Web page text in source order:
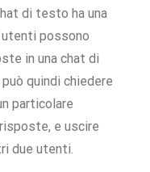
di testo ha una
utenti possono
in una chat di
quindi chiedere
particolare
e uscire
due utenti.